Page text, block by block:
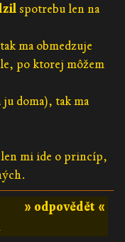
spotrebu len na
ma obmedzuje
po ktorej môžem
doma), tak ma
mi ide o princíp,
» odpovědět «